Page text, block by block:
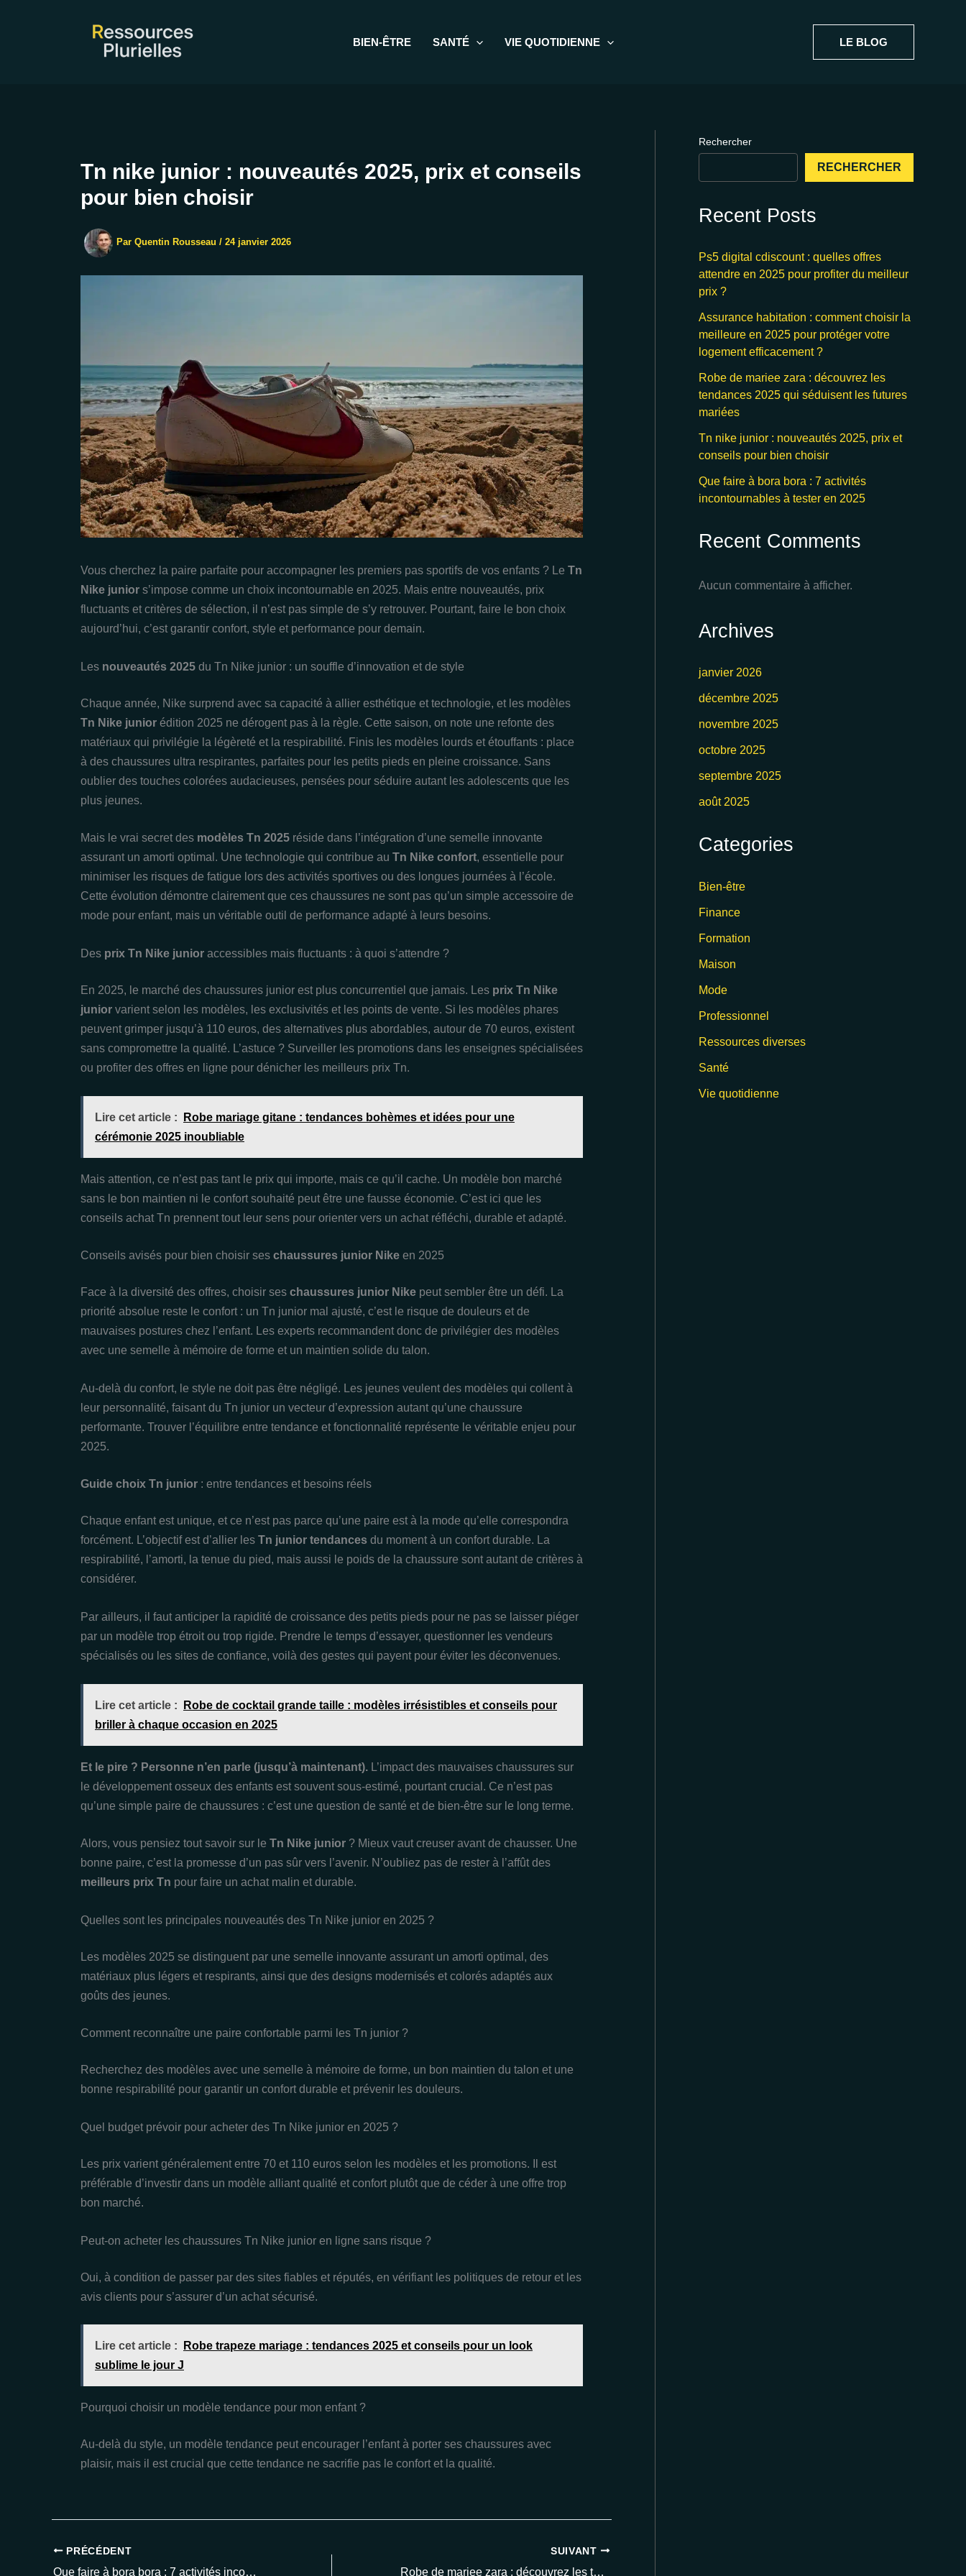
BIEN-ÊTRE SANTÉ VIE QUOTIDIENNE LE BLOG
Tn nike junior : nouveautés 2025, prix et conseils
pour bien choisir
Par Quentin Rousseau / 24 janvier 2026
Vous cherchez la paire parfaite pour accompagner les premiers pas sportifs de vos enfants ? Le Tn
Nike junior s’impose comme un choix incontournable en 2025. Mais entre nouveautés, prix
fluctuants et critères de sélection, il n’est pas simple de s’y retrouver. Pourtant, faire le bon choix
aujourd’hui, c’est garantir confort, style et performance pour demain.
Les nouveautés 2025 du Tn Nike junior : un souffle d’innovation et de style
Chaque année, Nike surprend avec sa capacité à allier esthétique et technologie, et les modèles
Tn Nike junior édition 2025 ne dérogent pas à la règle. Cette saison, on note une refonte des
matériaux qui privilégie la légèreté et la respirabilité. Finis les modèles lourds et étouffants : place
à des chaussures ultra respirantes, parfaites pour les petits pieds en pleine croissance. Sans
oublier des touches colorées audacieuses, pensées pour séduire autant les adolescents que les
plus jeunes.
Mais le vrai secret des modèles Tn 2025 réside dans l’intégration d’une semelle innovante
assurant un amorti optimal. Une technologie qui contribue au Tn Nike confort, essentielle pour
minimiser les risques de fatigue lors des activités sportives ou des longues journées à l’école.
Cette évolution démontre clairement que ces chaussures ne sont pas qu’un simple accessoire de
mode pour enfant, mais un véritable outil de performance adapté à leurs besoins.
Des prix Tn Nike junior accessibles mais fluctuants : à quoi s’attendre ?
En 2025, le marché des chaussures junior est plus concurrentiel que jamais. Les prix Tn Nike
junior varient selon les modèles, les exclusivités et les points de vente. Si les modèles phares
peuvent grimper jusqu’à 110 euros, des alternatives plus abordables, autour de 70 euros, existent
sans compromettre la qualité. L’astuce ? Surveiller les promotions dans les enseignes spécialisées
ou profiter des offres en ligne pour dénicher les meilleurs prix Tn.
Lire cet article :
Robe mariage gitane : tendances bohèmes et idées pour une
cérémonie 2025 inoubliable
Mais attention, ce n’est pas tant le prix qui importe, mais ce qu’il cache. Un modèle bon marché
sans le bon maintien ni le confort souhaité peut être une fausse économie. C’est ici que les
conseils achat Tn prennent tout leur sens pour orienter vers un achat réfléchi, durable et adapté.
Conseils avisés pour bien choisir ses chaussures junior Nike en 2025
Face à la diversité des offres, choisir ses chaussures junior Nike peut sembler être un défi. La
priorité absolue reste le confort : un Tn junior mal ajusté, c’est le risque de douleurs et de
mauvaises postures chez l’enfant. Les experts recommandent donc de privilégier des modèles
avec une semelle à mémoire de forme et un maintien solide du talon.
Au-delà du confort, le style ne doit pas être négligé. Les jeunes veulent des modèles qui collent à
leur personnalité, faisant du Tn junior un vecteur d’expression autant qu’une chaussure
performante. Trouver l’équilibre entre tendance et fonctionnalité représente le véritable enjeu pour
2025.
Guide choix Tn junior : entre tendances et besoins réels
Chaque enfant est unique, et ce n’est pas parce qu’une paire est à la mode qu’elle correspondra
forcément. L’objectif est d’allier les Tn junior tendances du moment à un confort durable. La
respirabilité, l’amorti, la tenue du pied, mais aussi le poids de la chaussure sont autant de critères à
considérer.
Par ailleurs, il faut anticiper la rapidité de croissance des petits pieds pour ne pas se laisser piéger
par un modèle trop étroit ou trop rigide. Prendre le temps d’essayer, questionner les vendeurs
spécialisés ou les sites de confiance, voilà des gestes qui payent pour éviter les déconvenues.
Lire cet article :
Robe de cocktail grande taille : modèles irrésistibles et conseils pour
briller à chaque occasion en 2025
Et le pire ? Personne n’en parle (jusqu’à maintenant). L’impact des mauvaises chaussures sur
le développement osseux des enfants est souvent sous-estimé, pourtant crucial. Ce n’est pas
qu’une simple paire de chaussures : c’est une question de santé et de bien-être sur le long terme.
Alors, vous pensiez tout savoir sur le Tn Nike junior ? Mieux vaut creuser avant de chausser. Une
bonne paire, c’est la promesse d’un pas sûr vers l’avenir. N’oubliez pas de rester à l’affût des
meilleurs prix Tn pour faire un achat malin et durable.
Quelles sont les principales nouveautés des Tn Nike junior en 2025 ?
Les modèles 2025 se distinguent par une semelle innovante assurant un amorti optimal, des
matériaux plus légers et respirants, ainsi que des designs modernisés et colorés adaptés aux
goûts des jeunes.
Comment reconnaître une paire confortable parmi les Tn junior ?
Recherchez des modèles avec une semelle à mémoire de forme, un bon maintien du talon et une
bonne respirabilité pour garantir un confort durable et prévenir les douleurs.
Quel budget prévoir pour acheter des Tn Nike junior en 2025 ?
Les prix varient généralement entre 70 et 110 euros selon les modèles et les promotions. Il est
préférable d’investir dans un modèle alliant qualité et confort plutôt que de céder à une offre trop
bon marché.
Peut-on acheter les chaussures Tn Nike junior en ligne sans risque ?
Oui, à condition de passer par des sites fiables et réputés, en vérifiant les politiques de retour et les
avis clients pour s’assurer d’un achat sécurisé.
Lire cet article :
Robe trapeze mariage : tendances 2025 et conseils pour un look
sublime le jour J
Pourquoi choisir un modèle tendance pour mon enfant ?
Au-delà du style, un modèle tendance peut encourager l’enfant à porter ses chaussures avec
plaisir, mais il est crucial que cette tendance ne sacrifie pas le confort et la qualité.
PRÉCÉDENT
Que faire à bora bora : 7 activités incontournables à tester en 2025
SUIVANT
Robe de mariee zara : découvrez les tendances 2025 qui séduisent les futures mariées
Rechercher
RECHERCHER
Recent Posts
Ps5 digital cdiscount : quelles offres
attendre en 2025 pour profiter du meilleur
prix ?
Assurance habitation : comment choisir la
meilleure en 2025 pour protéger votre
logement efficacement ?
Robe de mariee zara : découvrez les
tendances 2025 qui séduisent les futures
mariées
Tn nike junior : nouveautés 2025, prix et
conseils pour bien choisir
Que faire à bora bora : 7 activités
incontournables à tester en 2025
Recent Comments
Aucun commentaire à afficher.
Archives
janvier 2026
décembre 2025
novembre 2025
octobre 2025
septembre 2025
août 2025
Categories
Bien-être
Finance
Formation
Maison
Mode
Professionnel
Ressources diverses
Santé
Vie quotidienne